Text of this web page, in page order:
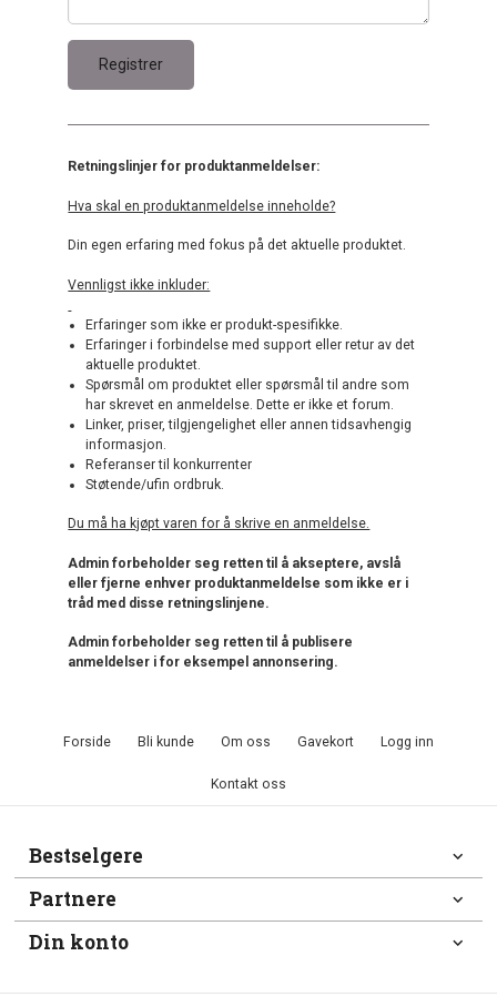
Retningslinjer for produktanmeldelser:
Hva skal en produktanmeldelse inneholde?
Din egen erfaring med fokus på det aktuelle produktet.
Vennligst ikke inkluder:
Erfaringer som ikke er produkt-spesifikke.
Erfaringer i forbindelse med support eller retur av det
aktuelle produktet.
Spørsmål om produktet eller spørsmål til andre som
har skrevet en anmeldelse. Dette er ikke et forum.
Linker, priser, tilgjengelighet eller annen tidsavhengig
informasjon.
Referanser til konkurrenter
Støtende/ufin ordbruk.
Du må ha kjøpt varen for å skrive en anmeldelse.
Admin forbeholder seg retten til å akseptere, avslå
eller fjerne enhver produktanmeldelse som ikke er i
tråd med disse retningslinjene.
Admin forbeholder seg retten til å publisere
anmeldelser i for eksempel annonsering.
Forside Bli kunde Om oss Gavekort Logg inn
Kontakt oss
Bestselgere
Partnere
Din konto